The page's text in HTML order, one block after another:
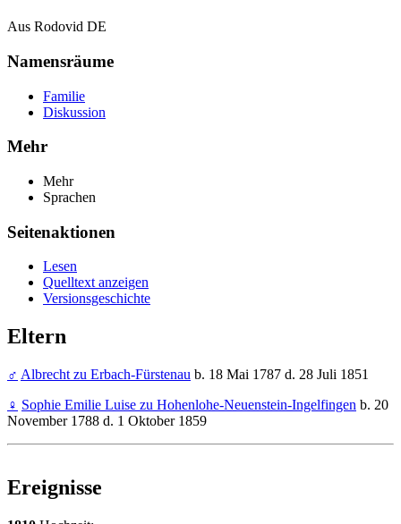
Aus Rodovid DE
Namensräume
Familie
Diskussion
Mehr
Mehr
Sprachen
Seitenaktionen
Lesen
Quelltext anzeigen
Versionsgeschichte
Eltern
♂ Albrecht zu Erbach-Fürstenau b. 18 Mai 1787 d. 28 Juli 1851
♀ Sophie Emilie Luise zu Hohenlohe-Neuenstein-Ingelfingen b. 20
November 1788 d. 1 Oktober 1859
Ereignisse